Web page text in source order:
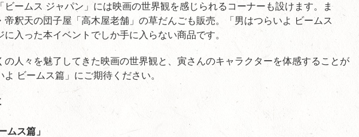
ビームス ジャパン」には映画の世界観を感じられるコーナーも設けます。ま
帝釈天の団子屋「高木屋老舗」の草だんごも販売。「男はつらいよ ビームス
入った本イベントでしか手に入らない商品です。
の人々を魅了してきた映画の世界観と、寅さんのキャラクターを体感することが
ビームス篇」にご期待ください。
ムス篇」